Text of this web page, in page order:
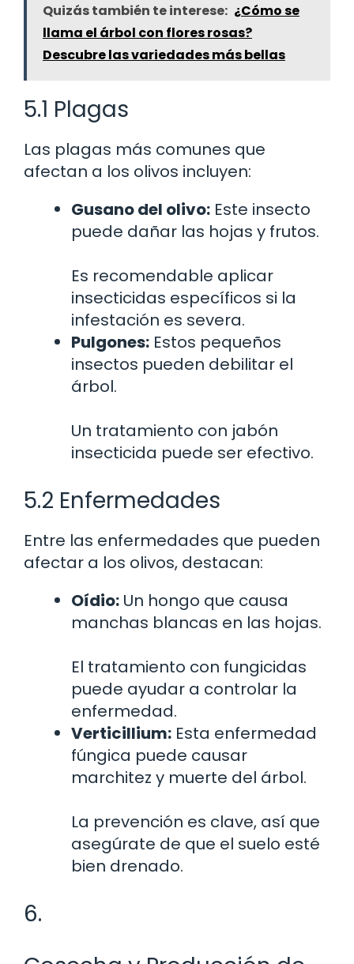
Quizás también te interese: ¿Cómo se
llama el árbol con flores rosas?
Descubre las variedades más bellas
5.1 Plagas
Las plagas más comunes que
afectan a los olivos incluyen:
Gusano del olivo: Este insecto
puede dañar las hojas y frutos.
Es recomendable aplicar
insecticidas específicos si la
infestación es severa.
Pulgones: Estos pequeños
insectos pueden debilitar el
árbol.
Un tratamiento con jabón
insecticida puede ser efectivo.
5.2 Enfermedades
Entre las enfermedades que pueden
afectar a los olivos, destacan:
Oídio: Un hongo que causa
manchas blancas en las hojas.
El tratamiento con fungicidas
puede ayudar a controlar la
enfermedad.
Verticillium: Esta enfermedad
fúngica puede causar
marchitez y muerte del árbol.
La prevención es clave, así que
asegúrate de que el suelo esté
bien drenado.
6.